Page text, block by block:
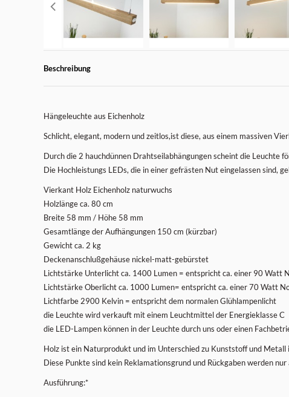
Beschreibung
Hängeleuchte aus Eichenholz
Schlicht, elegant, modern und zeitlos,ist diese, aus einem massiven
Durch die 2 hauchdünnen Drahtseilabhängungen scheint die Leuchte
Die Hochleistungs LEDs, die in einer gefrästen Nut eingelassen sind,
Vierkant Holz Eichenholz naturwuchs
Holzlänge ca. 80 cm
Breite 58 mm / Höhe 58 mm
Gesamtlänge der Aufhängungen 150 cm (kürzbar)
Gewicht ca. 2 kg
Deckenanschlußgehäuse nickel-matt-gebürstet
Lichtstärke Unterlicht ca. 1400 Lumen = entspricht ca. einer 90 Watt
Lichtstärke Oberlicht ca. 1000 Lumen= entspricht ca. einer 70 Watt
Lichtfarbe 2900 Kelvin = entspricht dem normalen Glühlampenlicht
die Leuchte wird verkauft mit einem Leuchtmittel der Energieklasse C
die LED-Lampen können in der Leuchte durch uns oder einen
Holz ist ein Naturprodukt und im Unterschied zu Kunststoff und
Diese Punkte sind kein Reklamationsgrund und Rückgaben werden
Ausführung:*